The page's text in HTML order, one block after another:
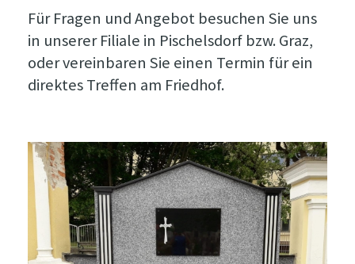
Für Fragen und Angebot besuchen Sie uns
in unserer Filiale in Pischelsdorf bzw. Graz,
oder vereinbaren Sie einen Termin für ein
direktes Treffen am Friedhof.